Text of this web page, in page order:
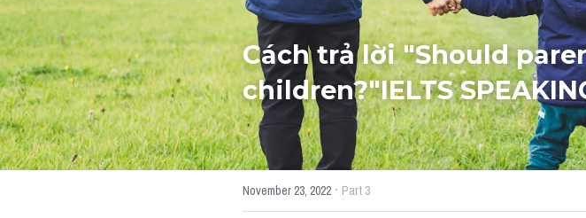
Cách trả lời "Should
children?"IELTS
November 23, 2022 · Part 3